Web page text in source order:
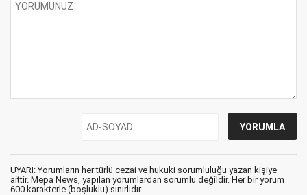
UYARI: Yorumların her türlü cezai ve hukuki sorumluluğu yazan kişiye
aittir. Mepa News, yapılan yorumlardan sorumlu değildir. Her bir yorum
600 karakterle (boşluklu) sınırlıdır.